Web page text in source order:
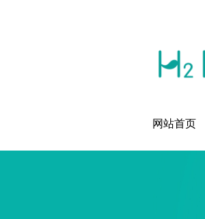
网站首页